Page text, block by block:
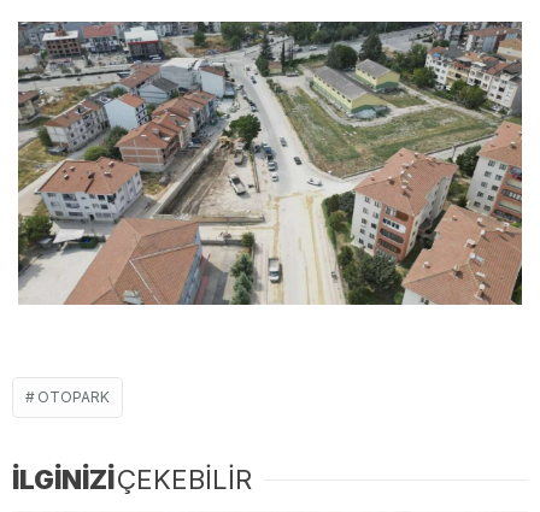
OTOPARK
İLGİNİZİÇEKEBİLİR